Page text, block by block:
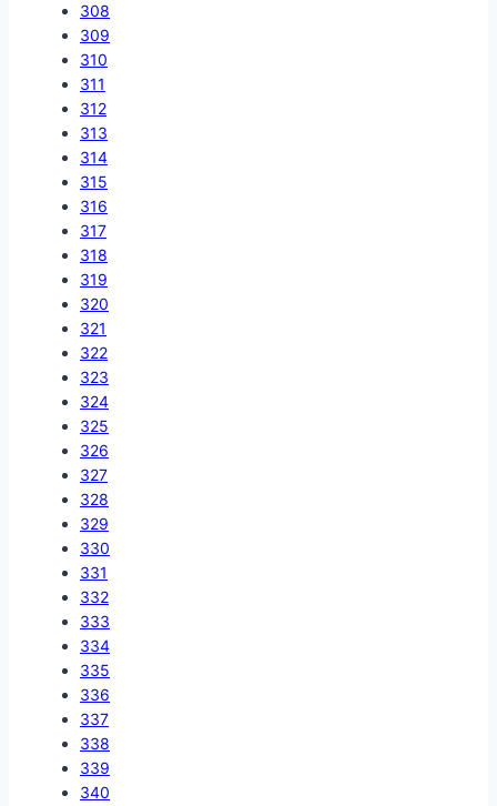
308
309
310
311
312
313
314
315
316
317
318
319
320
321
322
323
324
325
326
327
328
329
330
331
332
333
334
335
336
337
338
339
340